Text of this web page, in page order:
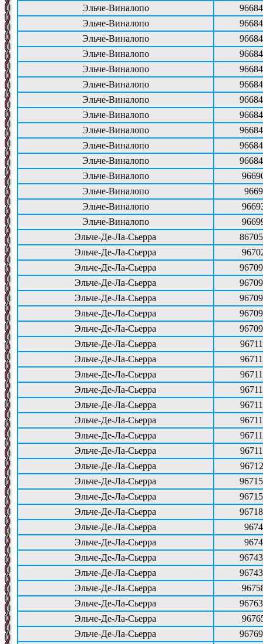
Эльче-Виналопо
Эльче-Виналопо
Эльче-Виналопо
Эльче-Виналопо
Эльче-Виналопо
Эльче-Виналопо
Эльче-Виналопо
Эльче-Виналопо
Эльче-Виналопо
Эльче-Виналопо
Эльче-Виналопо
Эльче-Виналопо
Эльче-Виналопо
Эльче-Виналопо
Эльче-Виналопо
Эльче-Де-Ла-Сьерра
Эльче-Де-Ла-Сьерра
Эльче-Де-Ла-Сьерра
Эльче-Де-Ла-Сьерра
Эльче-Де-Ла-Сьерра
Эльче-Де-Ла-Сьерра
Эльче-Де-Ла-Сьерра
Эльче-Де-Ла-Сьерра
Эльче-Де-Ла-Сьерра
Эльче-Де-Ла-Сьерра
Эльче-Де-Ла-Сьерра
Эльче-Де-Ла-Сьерра
Эльче-Де-Ла-Сьерра
Эльче-Де-Ла-Сьерра
Эльче-Де-Ла-Сьерра
Эльче-Де-Ла-Сьерра
Эльче-Де-Ла-Сьерра
Эльче-Де-Ла-Сьерра
Эльче-Де-Ла-Сьерра
Эльче-Де-Ла-Сьерра
Эльче-Де-Ла-Сьерра
Эльче-Де-Ла-Сьерра
Эльче-Де-Ла-Сьерра
Эльче-Де-Ла-Сьерра
Эльче-Де-Ла-Сьерра
Эльче-Де-Ла-Сьерра
Эльче-Де-Ла-Сьерра